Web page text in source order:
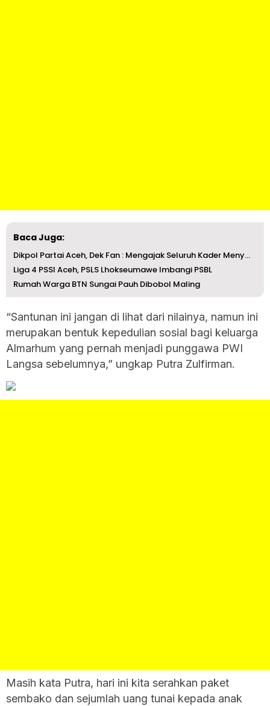
Baca Juga:
Dikpol Partai Aceh, Dek Fan : Mengajak Seluruh Kader Meny...
Liga 4 PSSI Aceh, PSLS Lhokseumawe Imbangi PSBL
Rumah Warga BTN Sungai Pauh Dibobol Maling
“Santunan ini jangan di lihat dari nilainya, namun ini
merupakan bentuk kepedulian sosial bagi keluarga
Almarhum yang pernah menjadi punggawa PWI
Langsa sebelumnya,” ungkap Putra Zulfirman.
Masih kata Putra, hari ini kita serahkan paket
sembako dan sejumlah uang tunai kepada anak